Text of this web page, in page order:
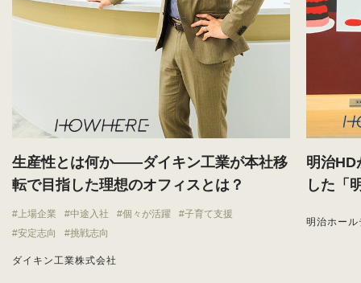
生産性とは何か——ダイキン工業が本社移
転で目指した理想のオフィスとは？
上場企業 中途入社 個々が活躍
子育て支援
安定志向
挑戦志向
ダイキン工業株式会社
明治HD
した「
明治ホー